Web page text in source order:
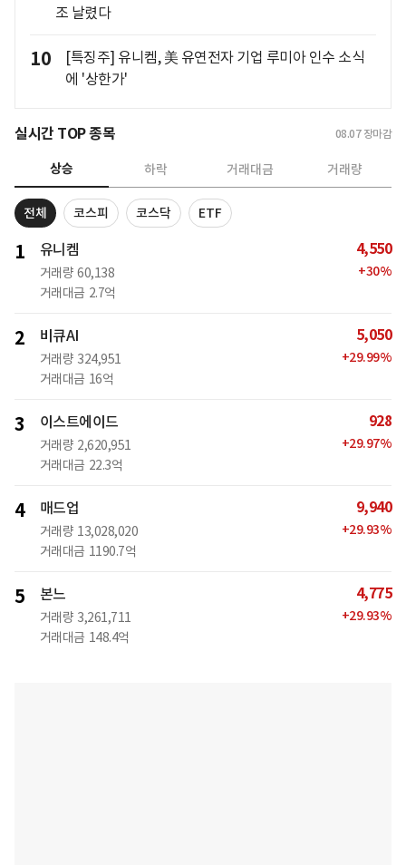
조 날렸다
10
[특징주] 유니켐, 美 유연전자 기업 루미아 인수 소식
에 '상한가'
실시간 TOP 종목 08.07 장마감
상승 하락 거래대금 거래량
전체 코스피 코스닥 ETF
1 유니켐
거래량 60,138
거래대금 2.7억
4,550
+30%
2 비큐AI
거래량 324,951
거래대금 16억
5,050
+29.99%
3 이스트에이드
거래량 2,620,951
거래대금 22.3억
928
+29.97%
4 매드업
거래량 13,028,020
거래대금 1190.7억
9,940
+29.93%
5 본느
거래량 3,261,711
거래대금 148.4억
4,775
+29.93%